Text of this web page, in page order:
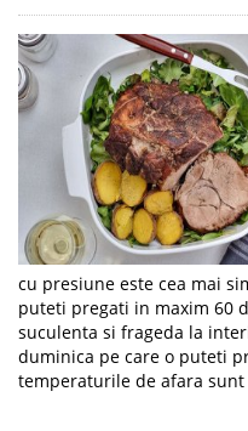
cu presiune este cea mai
puteti pregati in maxim 60
suculenta si frageda la
duminica pe care o puteti
temperaturile de afara